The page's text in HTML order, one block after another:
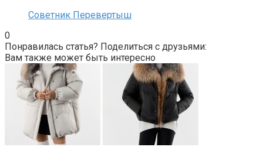
Советник Перевертыш
0
Понравилась статья? Поделиться с друзьями:
Вам также может быть интересно